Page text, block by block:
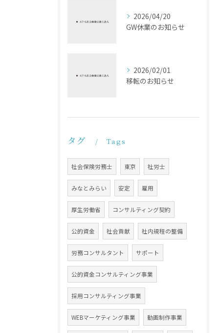
2026/04/20
GW休業のお知らせ
2026/02/01
移転のお知らせ
タグ Tags
社会保険労務士 東京 社労士
みなとみらい 安定 雇用
厚生労働省 コンサルティング契約
公的資金 社会貢献 社内規程の整備
労務コンサルタント サポート
公的資金コンサルティング事業
採用コンサルティング事業
WEBマーケティング事業 動画制作事業